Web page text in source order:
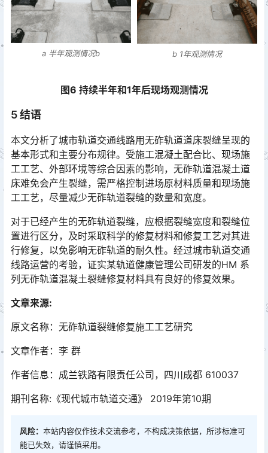
a 半年观测情况b b 1年观测情况
图6 持续半年和1年后现场观测情况
5 结语
本文分析了城市轨道交通线路用无砟轨道道床裂缝呈现的
基本形式和主要分布规律。受施工混凝土配合比、现场施
工工艺、外部环境等综合因素的影响，无砟轨道混凝土道
床难免会产生裂缝，需严格控制进场原材料质量和现场施
工工艺，尽量减少无砟轨道裂缝的数量和宽度。󠅅󠅃󠄵󠅂󠄪󠇖󠆨󠆨󠇕󠆞󠆒󠅬󠇘󠆭󠆘󠇙󠆝󠅵󠇗󠆭󠆁󠄐󠇗󠅹󠅸󠇖󠆍󠅳󠇖󠅹󠅰󠇖󠆌󠅹
对于已经产生的无砟轨道裂缝，应根据裂缝宽度和裂缝位
置进行区分，及时采取科学的修复材料和修复工艺对其进
行修复，以免影响无砟轨道的耐久性。经过城市轨道交通
线路运营的考验，证实某轨道健康管理公司研发的HM 系
列无砟轨道混凝土裂缝修复材料具有良好的修复效果。󠅅󠅃󠄵󠅂󠄪󠇖󠆨󠆨󠇕󠆞󠆒󠅬󠇘󠆭󠆘󠇙󠆝󠅵󠇗󠆭󠆁󠄐󠇗󠅹󠅸󠇖󠆍󠅳󠇖󠅹󠅰󠇖󠆌󠅹
文章来源:
原文名称：无砟轨道裂缝修复施工工艺研究
文章作者：李 群
作者信息：成兰铁路有限责任公司，四川成都 610037
期刊名称:《现代城市轨道交通》 2019年第10期
风险： 本站内容仅作技术交流参考，不构成决策依据，所涉标准可
能已失效，请谨慎采用。